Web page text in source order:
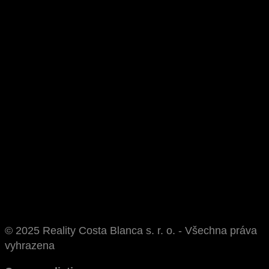
© 2025 Reality Costa Blanca s. r. o. - Všechna práva
vyhrazena